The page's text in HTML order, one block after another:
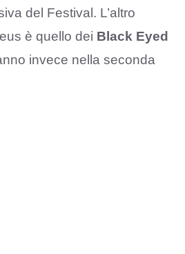
del Festival. L’altro
è quello dei Black Eyed
invece nella seconda